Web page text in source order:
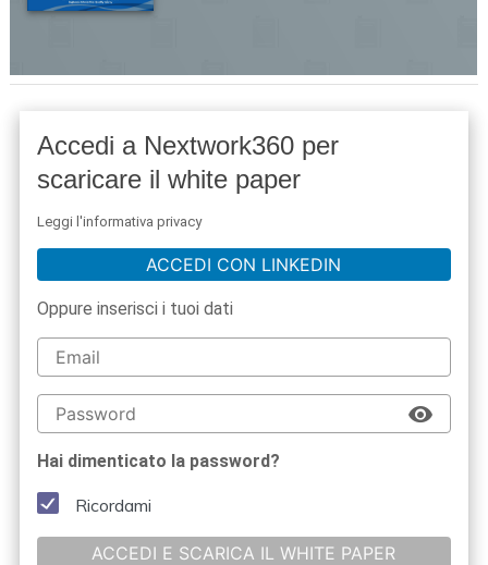
Accedi a Nextwork360 per
scaricare il white paper
Leggi l'informativa privacy
ACCEDI CON LINKEDIN
Oppure inserisci i tuoi dati
Hai dimenticato la password?
Ricordami
ACCEDI E SCARICA IL WHITE PAPER